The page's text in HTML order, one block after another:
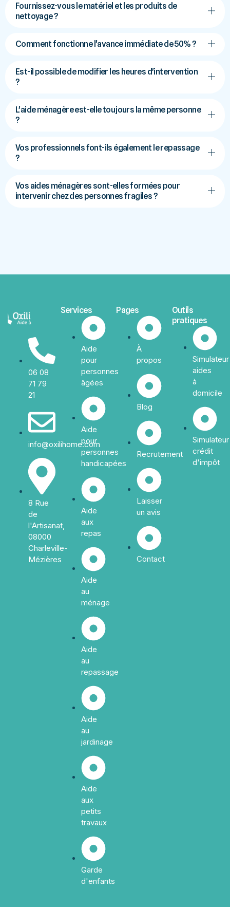
Fournissez-vous le matériel et les produits de
nettoyage ?
Comment fonctionne l'avance immédiate de 50% ?
Est-il possible de modifier les heures d'intervention
?
L'aide ménagère est-elle toujours la même personne
?
Vos professionnels font-ils également le repassage
?
Vos aides ménagères sont-elles formées pour
intervenir chez des personnes fragiles ?
06 08
71 79
21
info@oxilihome.com
8 Rue
de
l'Artisanat,
08000
Charleville-
Mézières
Services
Aide
pour
personnes
âgées
Aide
pour
personnes
handicapées
Aide
aux
repas
Aide
au
ménage
Aide
au
repassage
Aide
au
jardinage
Aide
aux
petits
travaux
Garde
d'enfants
Pages
À
propos
Blog
Recrutement
Laisser
un avis
Contact
Outils
pratiques
Simulateur
aides
à
domicile
Simulateur
crédit
d'impôt